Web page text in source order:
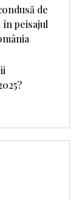
de
în peisajul